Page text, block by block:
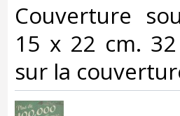
‎Couverture
15 x 22 cm.
sur la